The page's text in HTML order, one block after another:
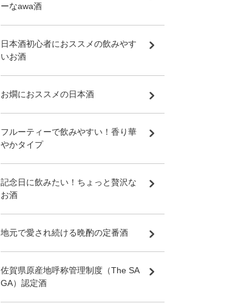
ーなawa酒
日本酒初心者におススメの飲みやす
いお酒
お燗におススメの日本酒
フルーティーで飲みやすい！香り華
やかタイプ
記念日に飲みたい！ちょっと贅沢な
お酒
地元で愛され続ける晩酌の定番酒
佐賀県原産地呼称管理制度（The SA
GA）認定酒